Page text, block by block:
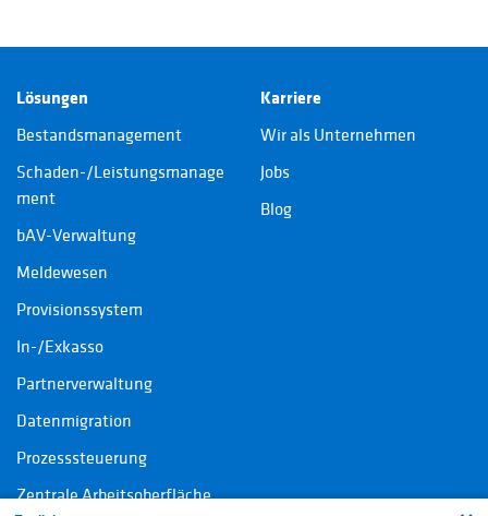
Lösungen
Bestandsmanagement
Schaden-/Leistungsmanage
ment
bAV-Verwaltung
Meldewesen
Provisionssystem
In-/Exkasso
Partnerverwaltung
Datenmigration
Prozesssteuerung
Zentrale Arbeitsoberfläche
Karriere
Wir als Unternehmen
Jobs
Blog